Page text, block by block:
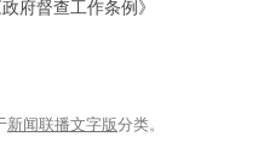
府督查工作条例》
新闻联播文字版分类。